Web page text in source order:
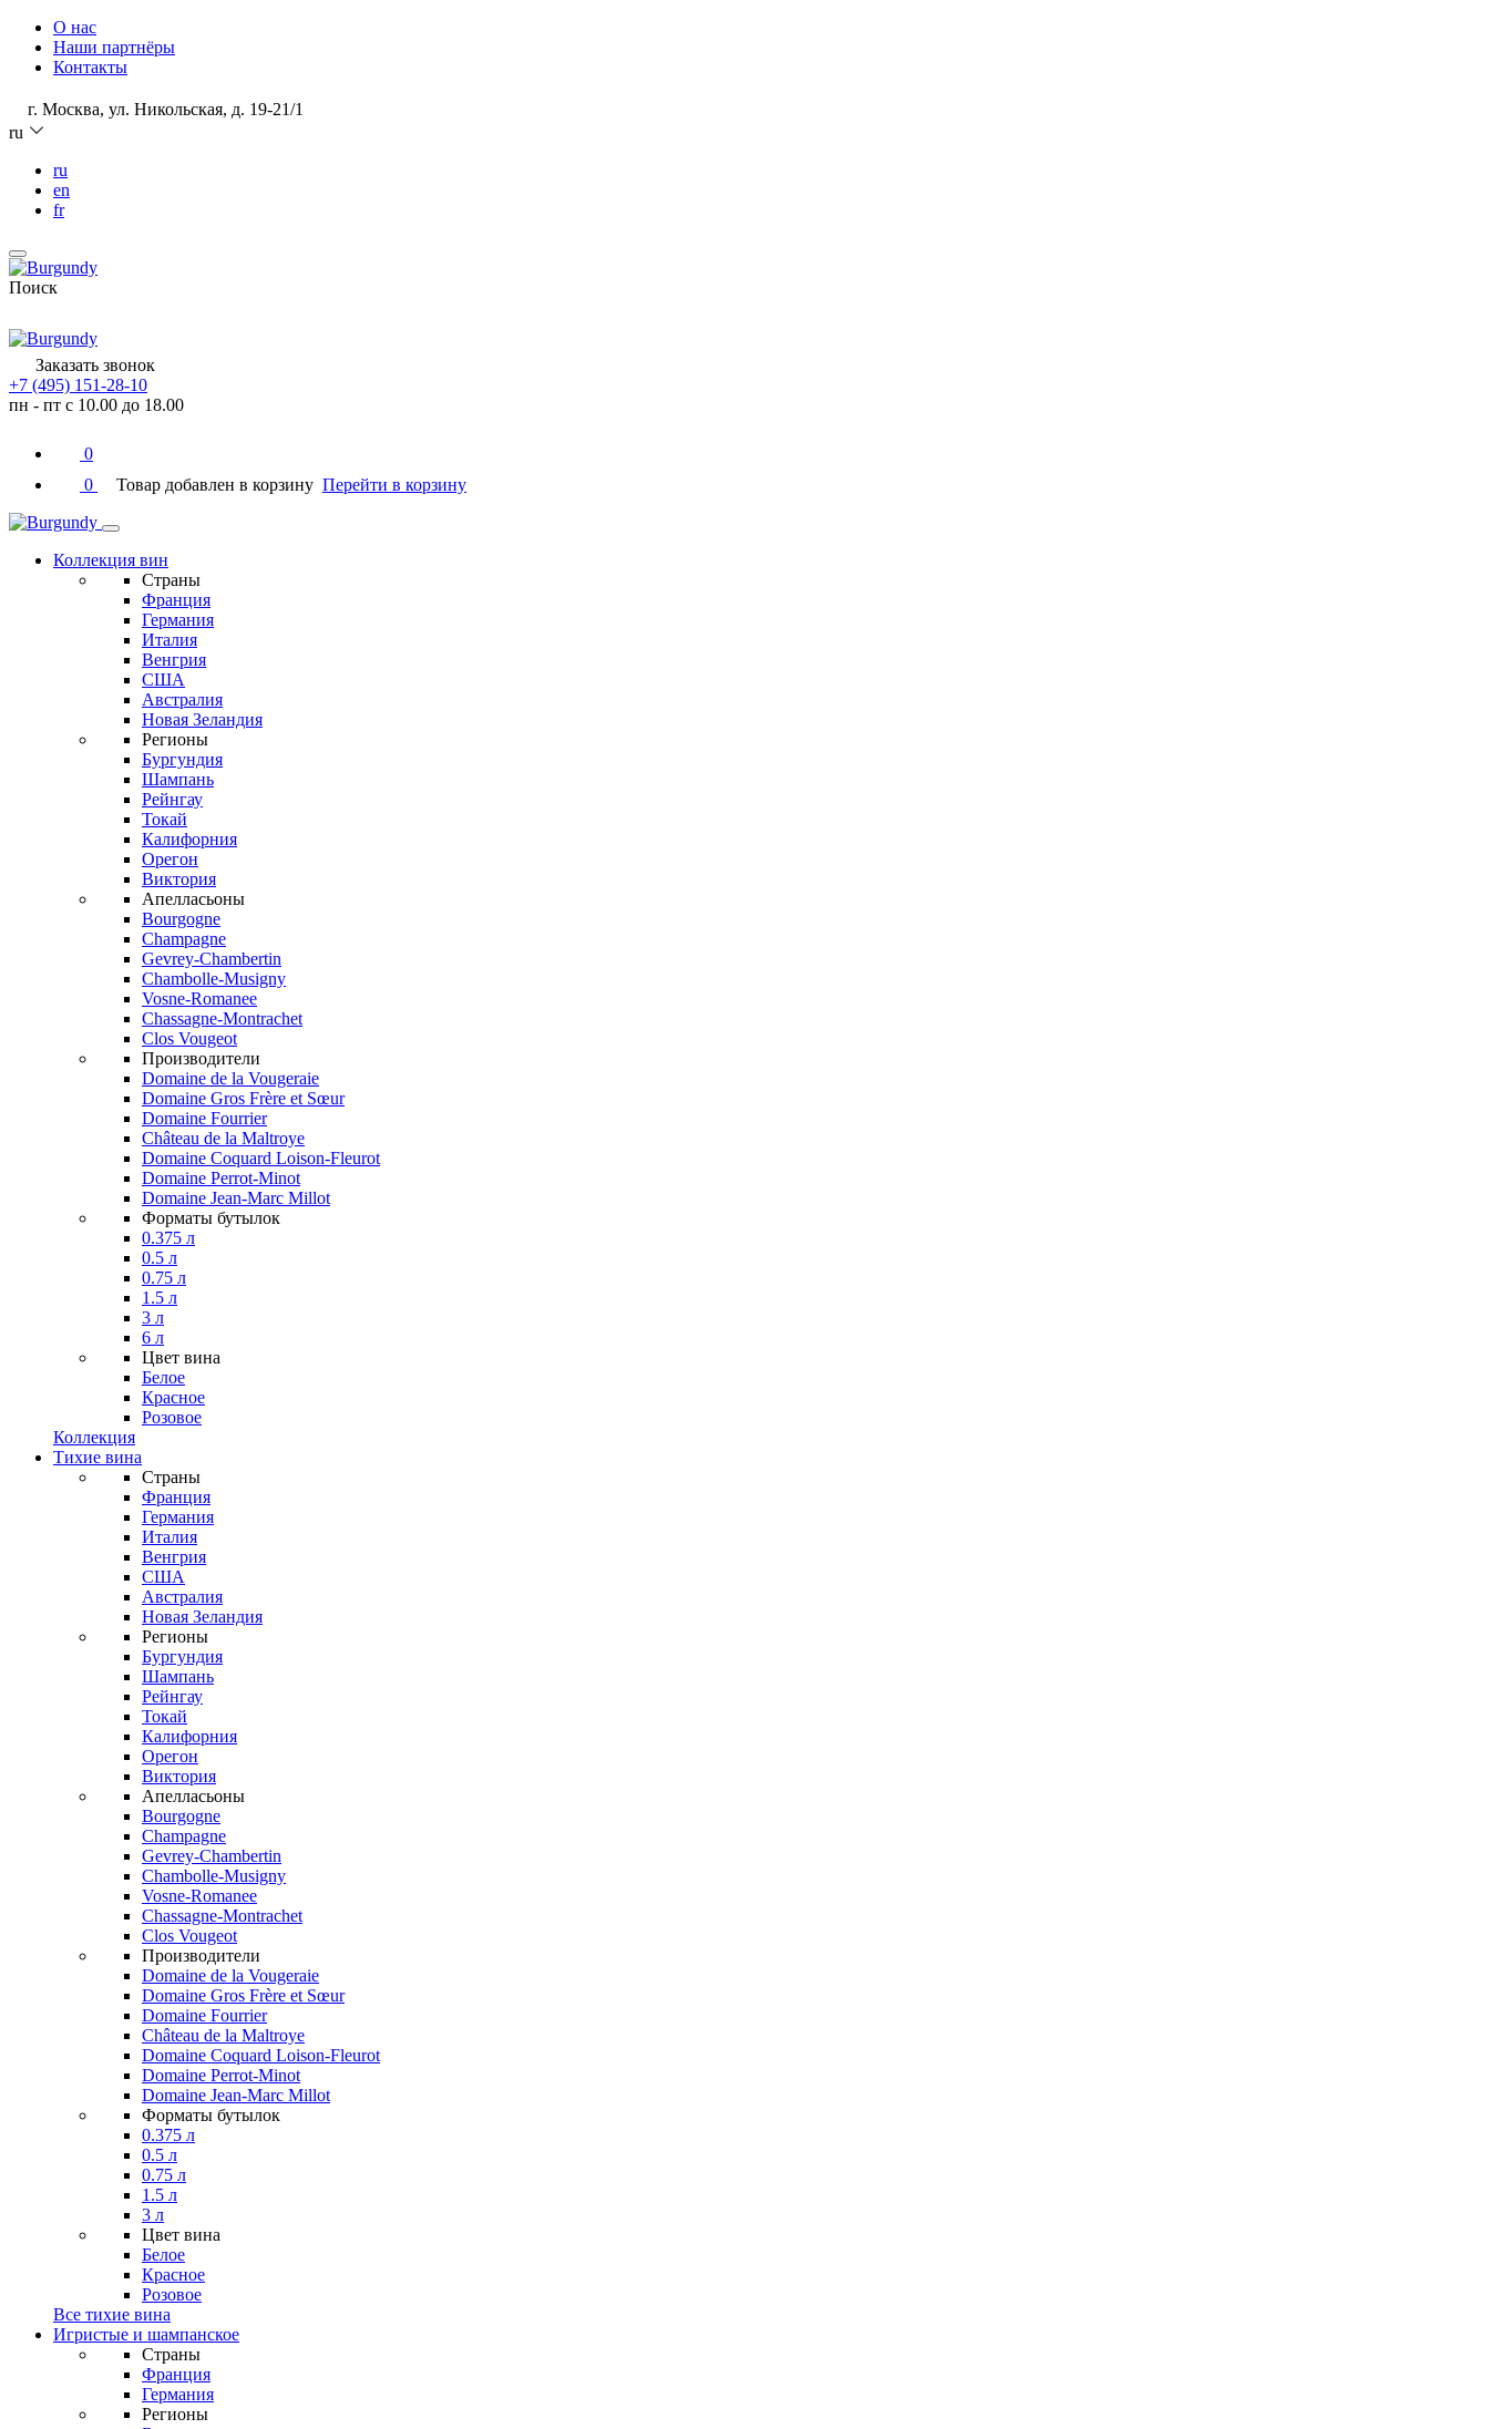
О нас
Наши партнёры
Контакты
г. Москва, ул. Никольская, д. 19-21/1
ru
ru
en
fr
Поиск
Заказать звонок
+7 (495) 151-28-10
пн - пт с 10.00 до 18.00
0
0
Товар добавлен в корзину Перейти в корзину
Коллекция вин
Страны
Франция
Германия
Италия
Венгрия
США
Австралия
Новая Зеландия
Регионы
Бургундия
Шампань
Рейнгау
Токай
Калифорния
Орегон
Виктория
Апелласьоны
Bourgogne
Champagne
Gevrey-Chambertin
Chambolle-Musigny
Vosne-Romanee
Chassagne-Montrachet
Clos Vougeot
Производители
Domaine de la Vougeraie
Domaine Gros Frère et Sœur
Domaine Fourrier
Château de la Maltroye
Domaine Coquard Loison-Fleurot
Domaine Perrot-Minot
Domaine Jean-Marc Millot
Форматы бутылок
0.375 л
0.5 л
0.75 л
1.5 л
3 л
6 л
Цвет вина
Белое
Красное
Розовое
Коллекция
Тихие вина
Страны
Франция
Германия
Италия
Венгрия
США
Австралия
Новая Зеландия
Регионы
Бургундия
Шампань
Рейнгау
Токай
Калифорния
Орегон
Виктория
Апелласьоны
Bourgogne
Champagne
Gevrey-Chambertin
Chambolle-Musigny
Vosne-Romanee
Chassagne-Montrachet
Clos Vougeot
Производители
Domaine de la Vougeraie
Domaine Gros Frère et Sœur
Domaine Fourrier
Château de la Maltroye
Domaine Coquard Loison-Fleurot
Domaine Perrot-Minot
Domaine Jean-Marc Millot
Форматы бутылок
0.375 л
0.5 л
0.75 л
1.5 л
3 л
Цвет вина
Белое
Красное
Розовое
Все тихие вина
Игристые и шампанское
Страны
Франция
Германия
Регионы